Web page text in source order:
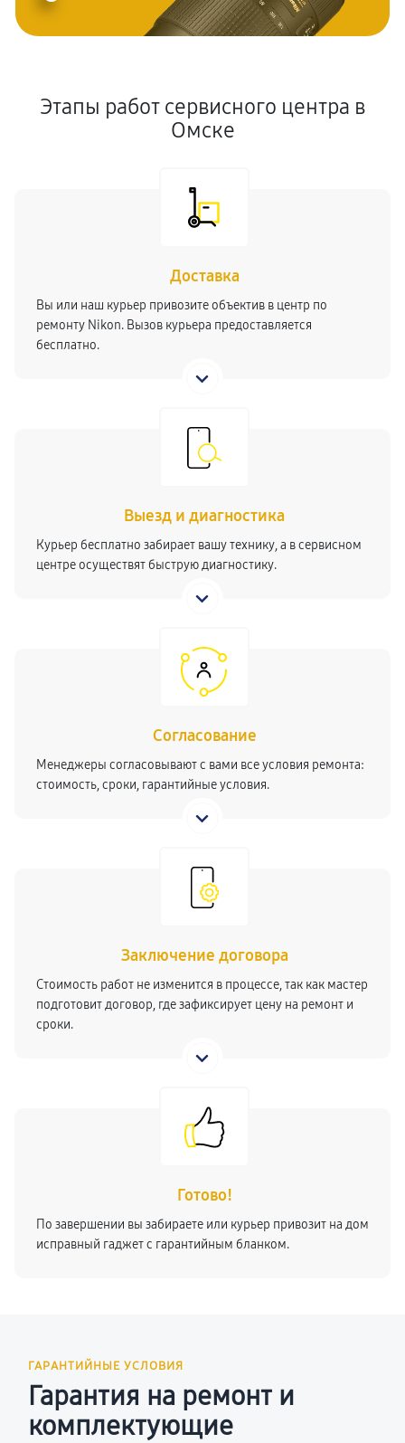
Этапы работ сервисного центра в
Омске
Доставка
Вы или наш курьер привозите объектив в центр по
ремонту Nikon. Вызов курьера предоставляется
бесплатно.
Выезд и диагностика
Курьер бесплатно забирает вашу технику, а в сервисном
центре осуществят быструю диагностику.
Согласование
Менеджеры согласовывают с вами все условия ремонта:
стоимость, сроки, гарантийные условия.
Заключение договора
Стоимость работ не изменится в процессе, так как мастер
подготовит договор, где зафиксирует цену на ремонт и
сроки.
Готово!
По завершении вы забираете или курьер привозит на дом
исправный гаджет с гарантийным бланком.
ГАРАНТИЙНЫЕ УСЛОВИЯ
Гарантия на ремонт и
комплектующие